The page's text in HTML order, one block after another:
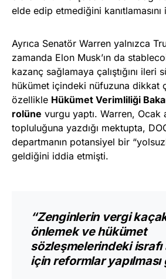
elde edip etmediğini kanıtlamasını
Ayrıca Senatör Warren yalnızca
zamanda Elon Musk’ın da
kazanç sağlamaya çalıştığını ileri
hükümet içindeki nüfuzuna dikkat
özellikle Hükümet Verimliliği
rolüne vurgu yaptı. Warren, Ocak
topluluğuna yazdığı mektupta,
departmanın potansiyel bir
geldiğini iddia etmişti.
“Zenginlerin vergi
önlemek ve hükümet
sözleşmelerindeki
için reformlar